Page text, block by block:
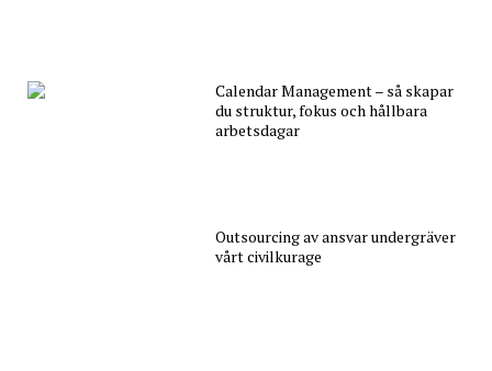
Calendar Management – så skapar
du struktur, fokus och hållbara
arbetsdagar
Outsourcing av ansvar undergräver
vårt civilkurage